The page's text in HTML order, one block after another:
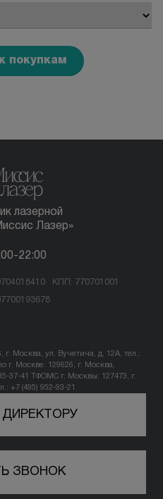
покупкам
лазерной
Лазер»
22:00
КПП: 770701001
г. Москва, ул. Вучетича, д. 12А, тел.:
г. Москве: 129626, г. Москва,
37-41
ТФОМС г. Москвы: 127473, г.
+7 (495) 952-93-21
ЗВОНОК